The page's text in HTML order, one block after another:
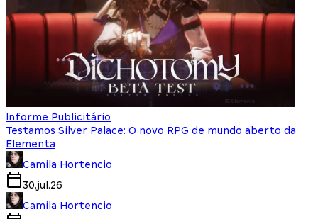
Informe Publicitário
Testamos Silver Palace: O novo RPG de mundo aberto da
Elementa
Camila Hortencio
30.jul.26
Camila Hortencio